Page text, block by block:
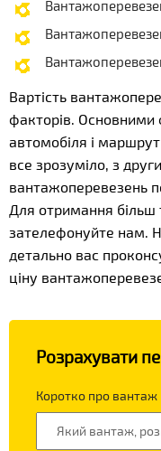
Вартість
факторів. Основними
автомобіля і
все зрозуміло, з
вантажоперевезень
Для отримання більш
зателефонуйте нам.
детально вас
ціну
Розрахувати
Коротко про вантаж